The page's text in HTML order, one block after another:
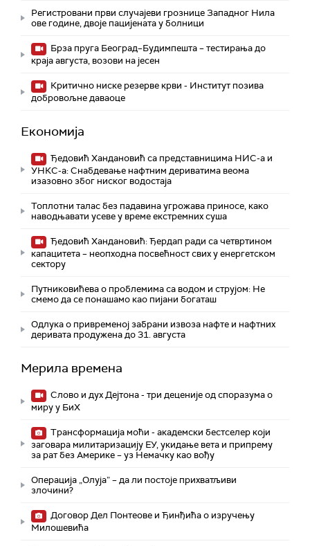
Регистровани први случајеви грознице Западног Нила
ове године, двоје пацијената у болници
Брза пруга Београд–Будимпешта – тестирања до
краја августа, возови на јесен
Критично ниске резерве крви - Институт позива
добровољне даваоце
Економија
Ђедовић Хандановић са представницима НИС-а и
УНКС-а: Снабдевање нафтним дериватима веома
изазовно због ниског водостаја
Топлотни талас без падавина угрожава приносе, како
наводњавати усеве у време екстремних суша
Ђедовић Хандановић: Ђердап ради са четвртином
капацитета – неопходна посвећност свих у енергетском
сектору
Путниковићева о проблемима са водом и струјом: Не
смемо да се понашамо као пијани богаташ
Одлука о привременој забрани извоза нафте и нафтних
деривата продужена до 31. августа
Мерила времена
Слово и дух Дејтона - три деценије од споразума о
миру у БиХ
Трансформација моћи - академски бестселер који
заговара милитаризацију ЕУ, укидање вета и припрему
за рат без Америке – уз Немачку као вођу
Операција „Олуја” – да ли постоје прихватљиви
злочини?
Договор Дел Понтеове и Ђинђића о изручењу
Милошевића